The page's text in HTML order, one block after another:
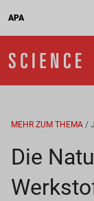
APA
MEHR ZUM THEMA /
Die